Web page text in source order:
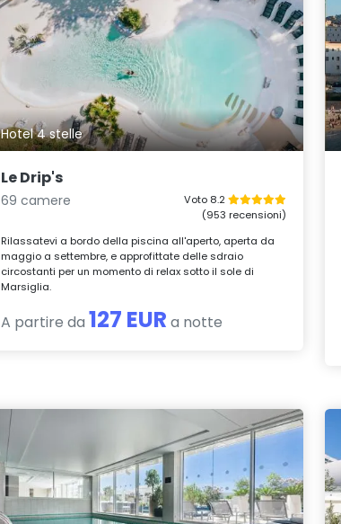
Hotel 4 stelle
Le Drip's
69 camere
Voto 8.2
(953 recensioni)
Rilassatevi a bordo della piscina all'aperto, aperta da
maggio a settembre, e approfittate delle sdraio
circostanti per un momento di relax sotto il sole di
Marsiglia.
A partire da127 EUR a notte